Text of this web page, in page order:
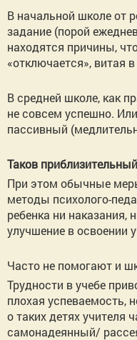
В начальной школе от
задание (порой
находятся причины,
«отключается», витая
В средней школе, как
не совсем успешно.
пассивный
Таков
При этом обычные
методы психолого-
ребенка ни наказания,
улучшение в освоении
Часто не помогают и
Трудности в учебе
плохая успеваемость,
о таких детях
самонадеянный/